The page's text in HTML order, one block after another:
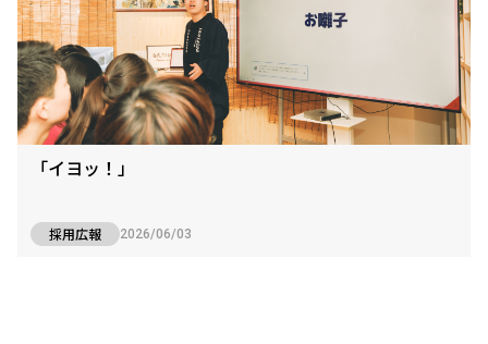
「イヨッ！」
採用広報 2026/06/03